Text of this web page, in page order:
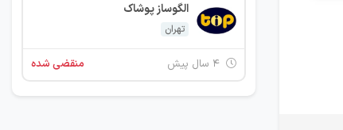
الگوساز پوشاک
تهران
منقضی شده